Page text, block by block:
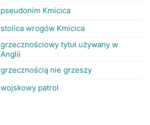
pseudonim Kmicica
stolica wrogów Kmicica
grzecznościowy tytuł używany w
Anglii
grzecznością nie grzeszy
wojskowy patrol